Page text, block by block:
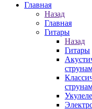
Главная
Назад
Главная
Гитары
Назад
Гитары